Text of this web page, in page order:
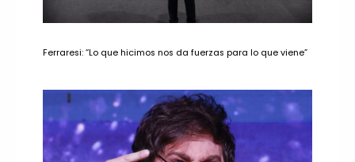
Ferraresi: “Lo que hicimos nos da fuerzas para lo que viene”